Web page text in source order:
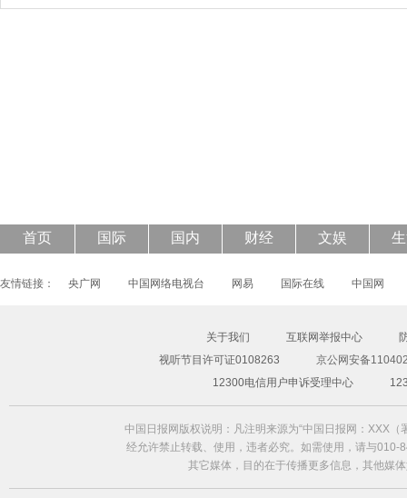
首页 国际 国内 财经 文娱
友情链接： 央广网 中国网络电视台 网易 国际在线 中国网
关于我们 互联网举报中心
视听节目许可证0108263
京公网安备
12300电信用户申诉受理中心
中国日报网版权说明：凡注明来源为“中国日报网：XXX
经允许禁止转载、使用，违者必究。如需使用，请与010-
其它媒体，目的在于传播更多信息，其他媒